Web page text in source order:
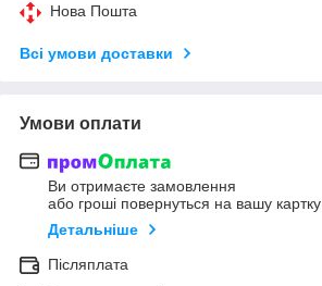
Нова Пошта
Всі умови доставки
Умови оплати
Ви отримаєте замовлення
або гроші повернуться на вашу картку
Детальніше
Післяплата